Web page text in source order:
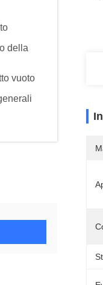
della
vuoto